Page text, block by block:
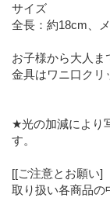
サイズ
全長：約18cm、
お子様から大人ま
金具はワニ口クリ
★光の加減により
す。
[[ご注意とお願い]
取り扱い各商品の